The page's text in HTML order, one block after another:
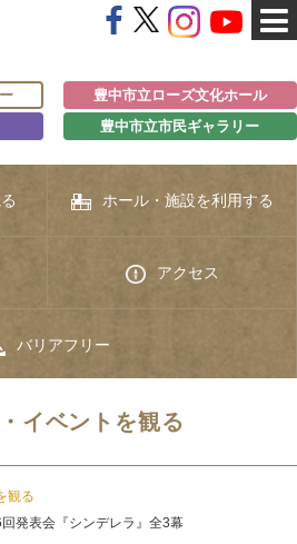
豊中市立ローズ文化ホール
豊中市立市民ギャラリー
ホール・施設を利用する
アクセス
バリアフリー
イベントを観る
観る
発表会『シンデレラ』全3幕